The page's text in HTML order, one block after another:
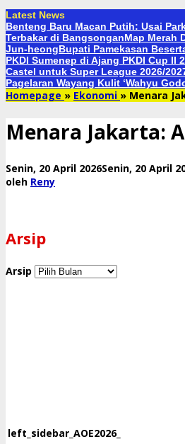
Latest News
Benteng Baru Macan Putih: Usai
Terbakar di BangsonganMap Merah
Jun-heongBupati Pamekasan
PKDI Sumenep di Ajang PKDI Cup II
Castel untuk Super League 2026/
Pagelaran Wayang Kulit ‘Wahyu
Homepage » Ekonomi » Menara
Menara Jakarta:
Senin, 20 April 2026Senin, 20 April
oleh Reny
Arsip
Arsip
left_sidebar_AOE2026_160x600_1